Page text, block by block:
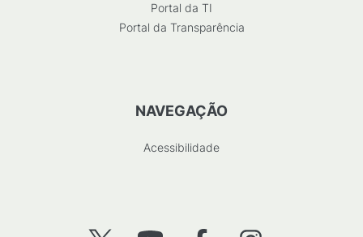
Portal da TI
Portal da Transparência
NAVEGAÇÃO
Acessibilidade